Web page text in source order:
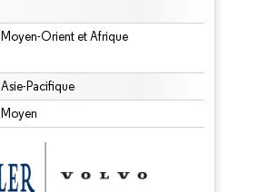
Moyen-Orient et Afrique
Asie-Pacifique
Moyen
nécessite une attribution sous CC BY 4.0.